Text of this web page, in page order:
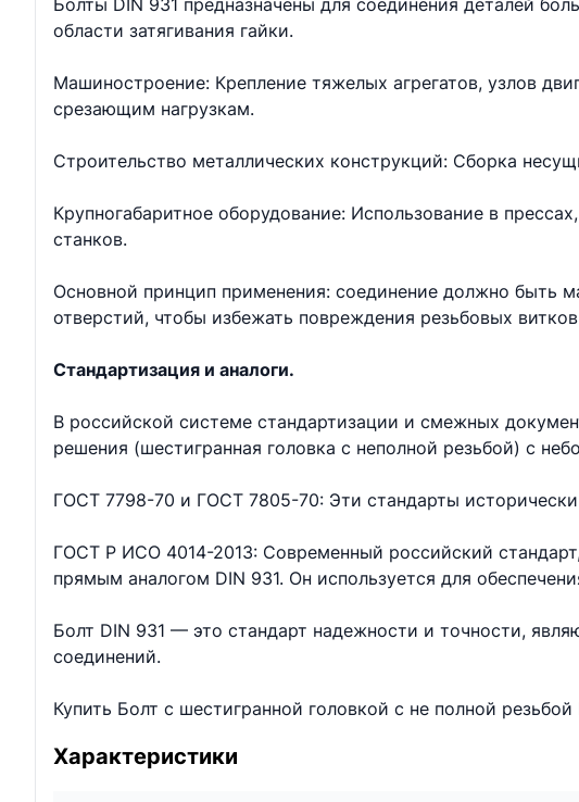
Болты DIN 931 предназначены для соединения деталей
области затягивания гайки.
Машиностроение: Крепление тяжелых агрегатов, узлов
срезающим нагрузкам.
Строительство металлических конструкций: Сборка
Крупногабаритное оборудование: Использование в
станков.
Основной принцип применения: соединение должно быть
отверстий, чтобы избежать повреждения резьбовых
Стандартизация и аналоги.
В российской системе стандартизации и смежных
решения (шестигранная головка с неполной резьбой) с
ГОСТ 7798-70 и ГОСТ 7805-70: Эти стандарты
ГОСТ Р ИСО 4014-2013: Современный российский
прямым аналогом DIN 931. Он используется для
Болт DIN 931 — это стандарт надежности и точности,
соединений.
Купить Болт с шестигранной головкой с не полной
Характеристики